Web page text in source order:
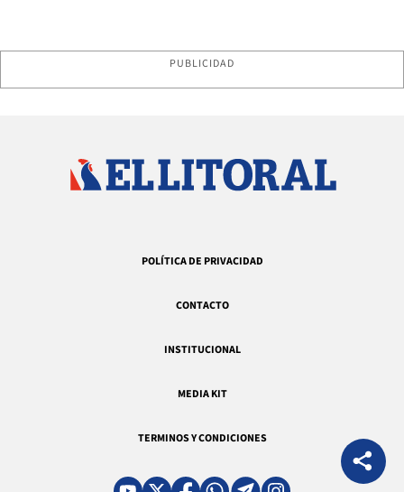
PUBLICIDAD
POLÍTICA DE PRIVACIDAD
CONTACTO
INSTITUCIONAL
MEDIA KIT
TERMINOS Y CONDICIONES